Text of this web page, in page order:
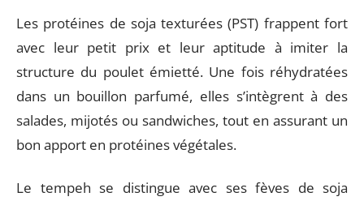
Les protéines de soja texturées (PST) frappent fort
avec leur petit prix et leur aptitude à imiter la
structure du poulet émietté. Une fois réhydratées
dans un bouillon parfumé, elles s’intègrent à des
salades, mijotés ou sandwiches, tout en assurant un
bon apport en protéines végétales.
Le tempeh se distingue avec ses fèves de soja